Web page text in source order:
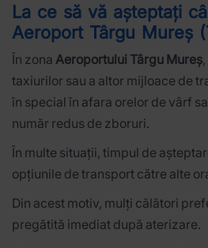
La ce să vă așteptați
Aeroport Târgu Mureș
În zona Aeroportului Târgu Mureș
taxiurilor sau a altor mijloace de
în special în afara orelor de vârf
număr redus de zboruri.
În multe situații, timpul de
opțiunile de transport către alte
Din acest motiv, mulți călători
pregătită imediat după aterizare.